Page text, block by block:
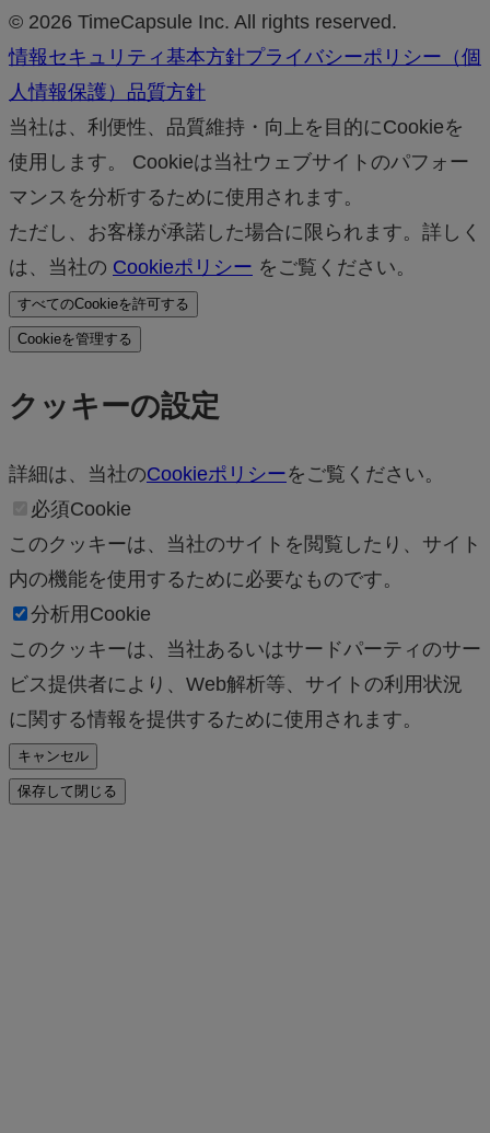
© 2026 TimeCapsule Inc. All rights reserved.
情報セキュリティ基本方針プライバシーポリシー（個
人情報保護） 品質方針
当社は、利便性、品質維持・向上を目的にCookieを
使用します。 Cookieは当社ウェブサイトのパフォー
マンスを分析するために使用されます。
ただし、お客様が承諾した場合に限られます。詳しく
は、当社の Cookieポリシー をご覧ください。
すべてのCookieを許可する
Cookieを管理する
クッキーの設定
詳細は、当社のCookieポリシーをご覧ください。
必須Cookie
このクッキーは、当社のサイトを閲覧したり、サイト
内の機能を使用するために必要なものです。
分析用Cookie
このクッキーは、当社あるいはサードパーティのサー
ビス提供者により、Web解析等、サイトの利用状況
に関する情報を提供するために使用されます。
キャンセル
保存して閉じる